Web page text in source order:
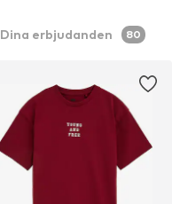
Dina erbjudanden 80